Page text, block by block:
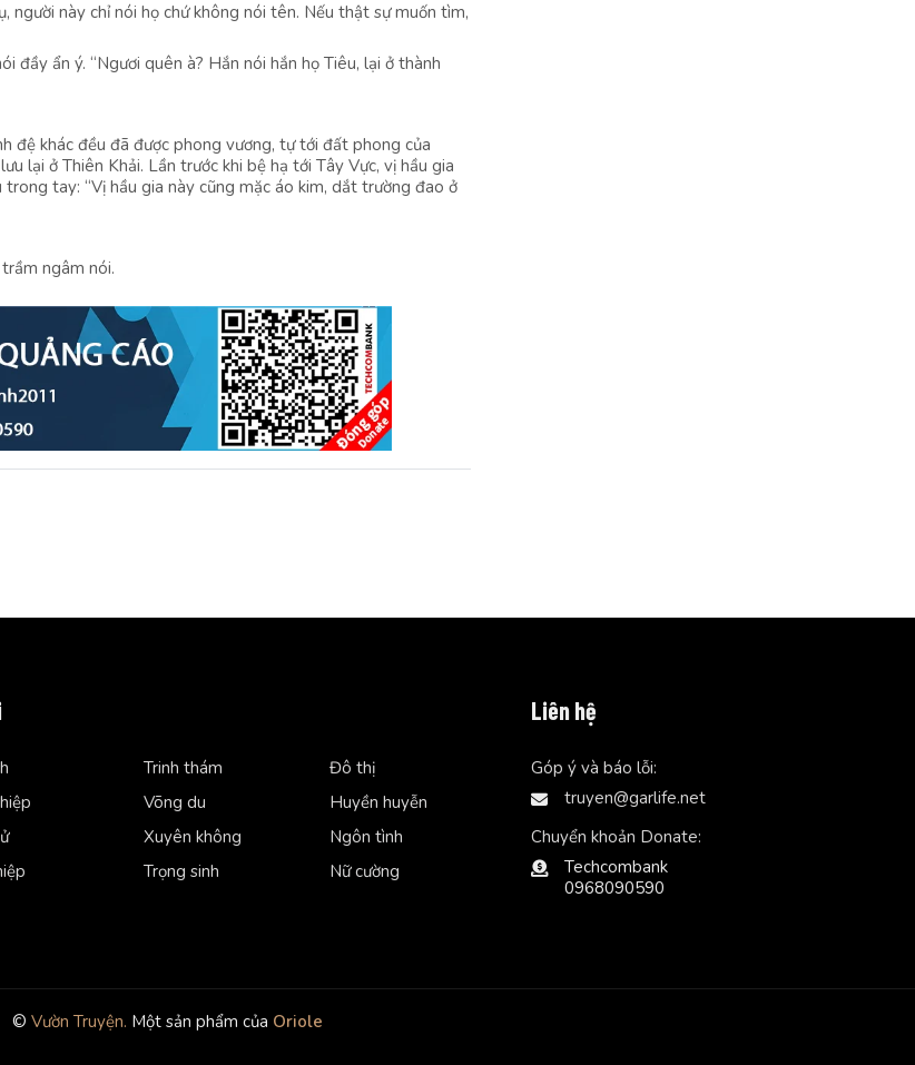
người này chỉ nói họ chứ không nói tên. Nếu thật sự muốn tìm,
đầy ẩn ý. “Ngươi quên à? Hắn nói hắn họ Tiêu, lại ở thành
đệ khác đều đã được phong vương, tự tới đất phong của
lại ở Thiên Khải. Lần trước khi bệ hạ tới Tây Vực, vị hầu gia
tay: “Vị hầu gia này cũng mặc áo kim, dắt trường đao ở
ngâm nói.
Trinh thám
Võng du
Xuyên không
Trọng sinh
Đô thị
Huyền huyễn
Ngôn tình
Nữ cường
Liên hệ
Góp ý và báo lỗi:
truyen@garlife.net
Chuyển khoản Donate:
Techcombank
0968090590
© Vườn Truyện. Một sản phẩm của Oriole